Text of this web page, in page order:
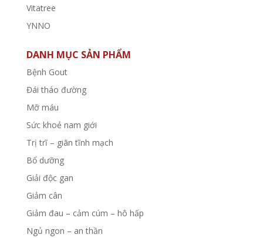
Vitatree
YNNO
DANH MỤC SẢN PHẨM
Bệnh Gout
Đái tháo đường
Mỡ máu
Sức khoẻ nam giới
Trị trĩ – giãn tĩnh mạch
Bổ dưỡng
Giải độc gan
Giảm cân
Giảm đau – cảm cúm – hô hấp
Ngủ ngon – an thần